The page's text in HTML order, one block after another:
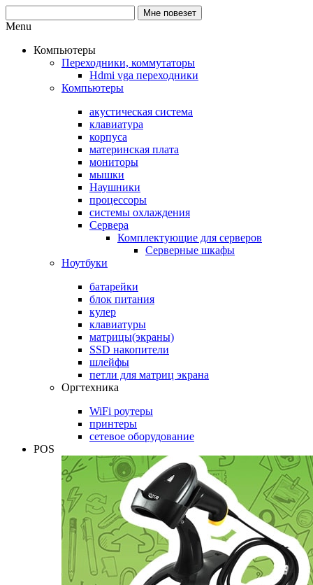
Menu
Компьютеры
Переходники, коммутаторы
Hdmi vga переходники
Компьютеры
акустическая система
клавиатура
корпуса
материнская плата
мониторы
мышки
Наушники
процессоры
системы охлаждения
Сервера
Комплектующие для серверов
Серверные шкафы
Ноутбуки
батарейки
блок питания
кулер
клавиатуры
матрицы(экраны)
SSD накопители
шлейфы
петли для матриц экрана
Оргтехника
WiFi роутеры
принтеры
сетевое оборудование
POS